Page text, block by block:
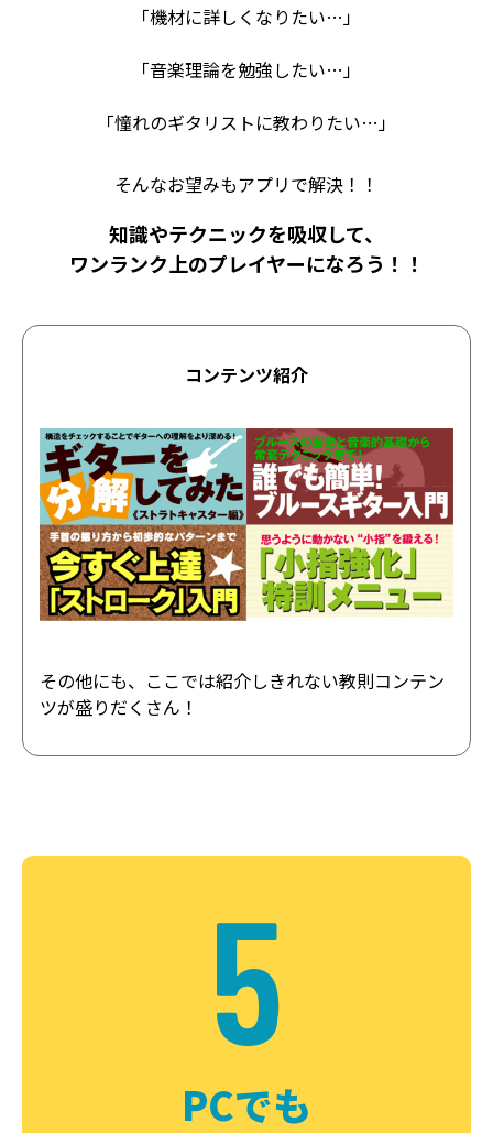
「機材に詳しくなりたい…」
「音楽理論を勉強したい…」
「憧れのギタリストに教わりたい…」
そんなお望みもアプリで解決！！
知識やテクニックを吸収して、
ワンランク上のプレイヤーになろう！！
コンテンツ紹介
その他にも、ここでは紹介しきれない教則コンテン
ツが盛りだくさん！
5
PCでも